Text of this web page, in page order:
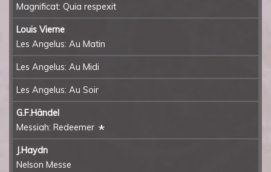
Magnificat: Quia respexit
Louis Vierne
Les Angelus: Au Matin
Les Angelus: Au Midi
Les Angelus: Au Soir
G.F.Händel
Messiah: Redeemer *
J.Haydn
Nelson Messe